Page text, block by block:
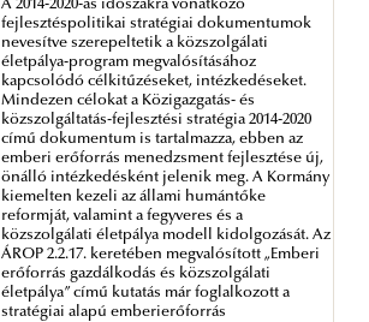
A 2014-2020-as időszakra vonatkozó
fejlesztéspolitikai stratégiai dokumentumok
nevesítve szerepeltetik a közszolgálati
életpálya-program megvalósításához
kapcsolódó célkitűzéseket, intézkedéseket.
Mindezen célokat a Közigazgatás- és
közszolgáltatás-fejlesztési stratégia 2014-2020
című dokumentum is tartalmazza, ebben az
emberi erőforrás menedzsment fejlesztése új,
önálló intézkedésként jelenik meg. A Kormány
kiemelten kezeli az állami humántőke
reformját, valamint a fegyveres és a
közszolgálati életpálya modell kidolgozását. Az
ÁROP 2.2.17. keretében megvalósított „Emberi
erőforrás gazdálkodás és közszolgálati
életpálya” című kutatás már foglalkozott a
stratégiai alapú emberierőforrás